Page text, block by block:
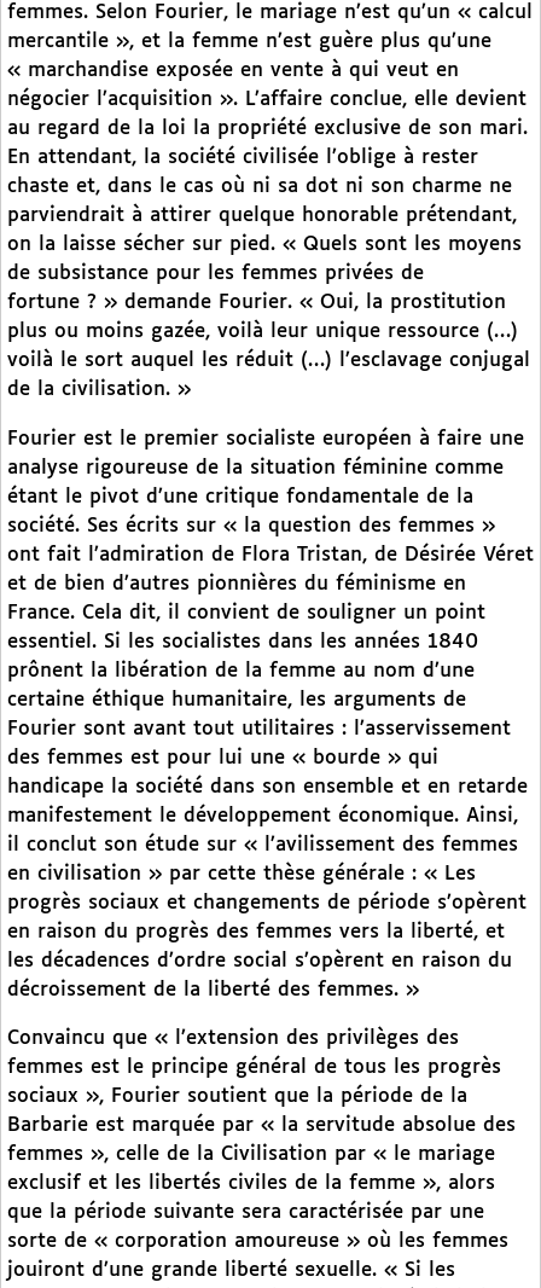
femmes. Selon Fourier, le mariage n’est qu’un « calcul
mercantile », et la femme n’est guère plus qu’une
« marchandise exposée en vente à qui veut en
négocier l’acquisition ». L’affaire conclue, elle devient
au regard de la loi la propriété exclusive de son mari.
En attendant, la société civilisée l’oblige à rester
chaste et, dans le cas où ni sa dot ni son charme ne
parviendrait à attirer quelque honorable prétendant,
on la laisse sécher sur pied. « Quels sont les moyens
de subsistance pour les femmes privées de
fortune ? » demande Fourier. « Oui, la prostitution
plus ou moins gazée, voilà leur unique ressource (…)
voilà le sort auquel les réduit (…) l’esclavage conjugal
de la civilisation. »
Fourier est le premier socialiste européen à faire une
analyse rigoureuse de la situation féminine comme
étant le pivot d’une critique fondamentale de la
société. Ses écrits sur « la question des femmes »
ont fait l’admiration de Flora Tristan, de Désirée Véret
et de bien d’autres pionnières du féminisme en
France. Cela dit, il convient de souligner un point
essentiel. Si les socialistes dans les années 1840
prônent la libération de la femme au nom d’une
certaine éthique humanitaire, les arguments de
Fourier sont avant tout utilitaires : l’asservissement
des femmes est pour lui une « bourde » qui
handicape la société dans son ensemble et en retarde
manifestement le développement économique. Ainsi,
il conclut son étude sur « l’avilissement des femmes
en civilisation » par cette thèse générale : « Les
progrès sociaux et changements de période s’opèrent
en raison du progrès des femmes vers la liberté, et
les décadences d’ordre social s’opèrent en raison du
décroissement de la liberté des femmes. »
Convaincu que « l’extension des privilèges des
femmes est le principe général de tous les progrès
sociaux », Fourier soutient que la période de la
Barbarie est marquée par « la servitude absolue des
femmes », celle de la Civilisation par « le mariage
exclusif et les libertés civiles de la femme », alors
que la période suivante sera caractérisée par une
sorte de « corporation amoureuse » où les femmes
jouiront d’une grande liberté sexuelle. « Si les